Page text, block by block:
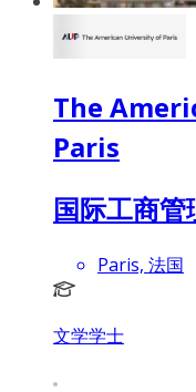
The
Paris
国际工商
Paris, 法国
文学学士